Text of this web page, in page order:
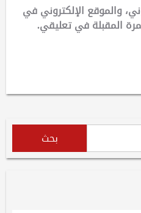
والموقع الإلكتروني في
المقبلة في تعليقي.